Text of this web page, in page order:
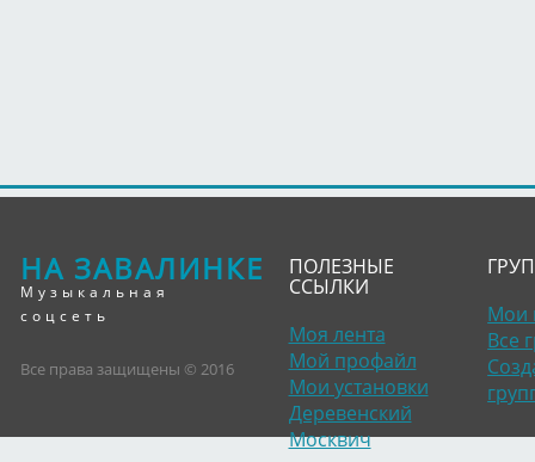
НА ЗАВАЛИНКЕ
Музыкальная
соцсеть
Все права защищены © 2016
ПОЛЕЗНЫЕ
ССЫЛКИ
Моя лента
Мой профайл
Мои установки
Деревенский
Москвич
Мои
Все